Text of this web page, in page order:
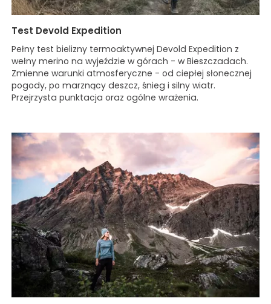
Test Devold Expedition
Pełny test bielizny termoaktywnej Devold Expedition z
wełny merino na wyjeździe w górach - w Bieszczadach.
Zmienne warunki atmosferyczne - od ciepłej słonecznej
pogody, po marznący deszcz, śnieg i silny wiatr.
Przejrzysta punktacja oraz ogólne wrażenia.